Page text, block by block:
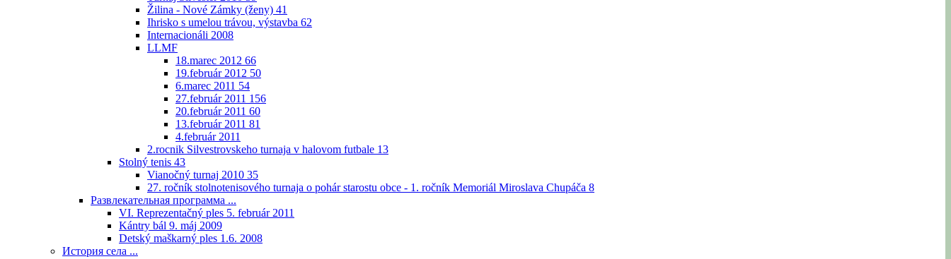
Žilina - Nové Zámky (ženy) 41
Ihrisko s umelou trávou, výstavba 62
Internacionáli 2008
LLMF
18.marec 2012 66
19.február 2012 50
6.marec 2011 54
27.február 2011 156
20.február 2011 60
13.február 2011 81
4.február 2011
2.rocnik Silvestrovskeho turnaja v halovom futbale 13
Stolný tenis 43
Vianočný turnaj 2010 35
27. ročník stolnotenisového turnaja o pohár starostu obce - 1. ročník Memoriál Miroslava Chupáča 8
Развлекательная программа ...
VI. Reprezentačný ples 5. február 2011
Kántry bál 9. máj 2009
Detský maškarný ples 1.6. 2008
История села ...